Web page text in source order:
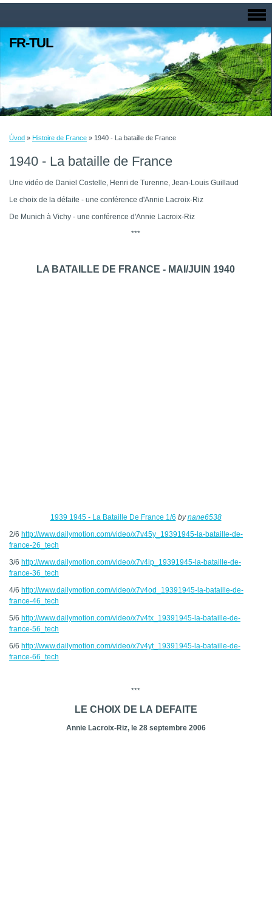
FR-TUL
Úvod » Histoire de France » 1940 - La bataille de France
1940 - La bataille de France
Une vidéo de Daniel Costelle, Henri de Turenne, Jean-Louis Guillaud
Le choix de la défaite - une conférence d'Annie Lacroix-Riz
De Munich à Vichy - une conférence d'Annie Lacroix-Riz
***
LA BATAILLE DE FRANCE - MAI/JUIN 1940
1939 1945 - La Bataille De France 1/6 bynane6538
2/6 http://www.dailymotion.com/video/x7v45y_19391945-la-bataille-de-
france-26_tech
3/6 http://www.dailymotion.com/video/x7v4ip_19391945-la-bataille-de-
france-36_tech
4/6 http://www.dailymotion.com/video/x7v4od_19391945-la-bataille-de-
france-46_tech
5/6 http://www.dailymotion.com/video/x7v4tx_19391945-la-bataille-de-
france-56_tech
6/6 http://www.dailymotion.com/video/x7v4yt_19391945-la-bataille-de-
france-66_tech
***
LE CHOIX DE LA DEFAITE
Annie Lacroix-Riz, le 28 septembre 2006